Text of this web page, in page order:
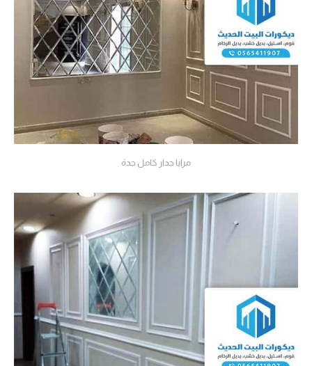
مرايا جدار كامل جدة